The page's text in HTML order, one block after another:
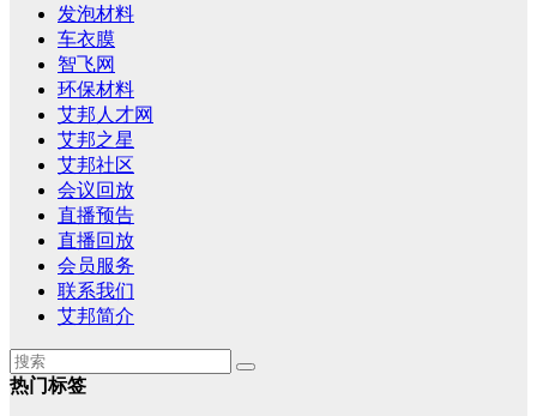
发泡材料
车衣膜
智飞网
环保材料
艾邦人才网
艾邦之星
艾邦社区
会议回放
直播预告
直播回放
会员服务
联系我们
艾邦简介
热门标签